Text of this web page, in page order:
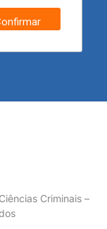
Criminais –